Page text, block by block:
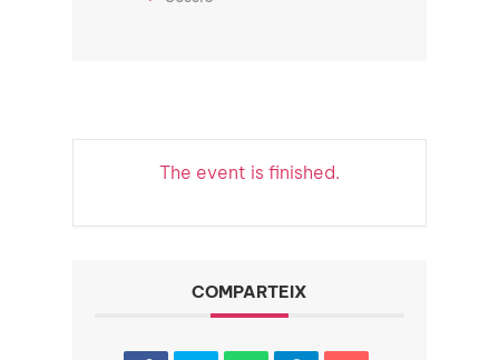
The event is finished.
COMPARTEIX